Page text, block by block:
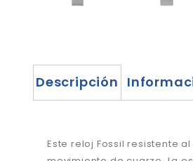
Descripción
Este reloj Fossil resistente